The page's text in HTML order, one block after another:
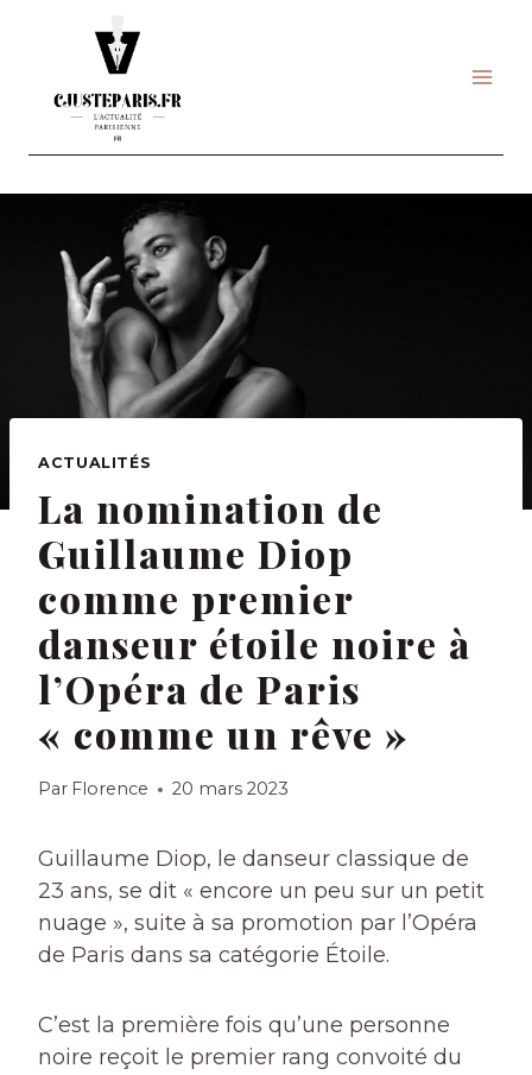
ACTUALITÉS
La nomination de
Guillaume Diop
comme premier
danseur étoile noire à
l’Opéra de Paris
« comme un rêve »
Par Florence 20 mars 2023
Guillaume Diop, le danseur classique de
23 ans, se dit « encore un peu sur un petit
nuage », suite à sa promotion par l’Opéra
de Paris dans sa catégorie Étoile.
C’est la première fois qu’une personne
noire reçoit le premier rang convoité du